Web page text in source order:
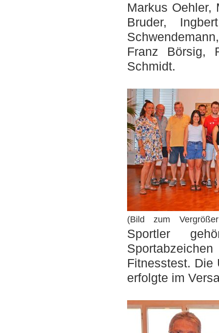
Markus Oehler,
Bruder,
Franz Börsig,
Schmidt.
(Bild zum
Sportler
Fitnesstest. Die
erfolgte im